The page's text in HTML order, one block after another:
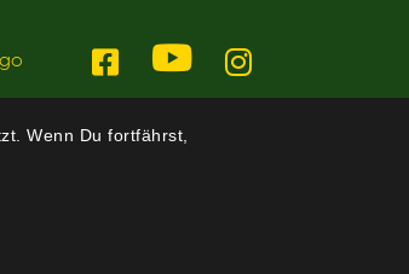
Wenn Du fortfährst,